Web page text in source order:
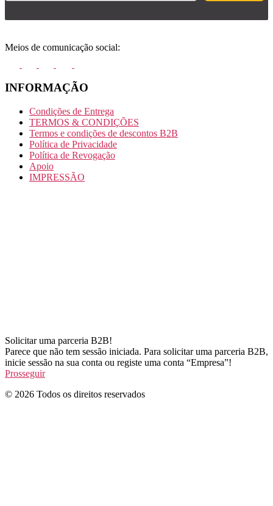
Meios de comunicação social:
INFORMAÇÃO
Condições de Entrega
TERMOS & CONDIÇÕES
Termos e condições de descontos B2B
Política de Privacidade
Política de Revogação
Apoio
IMPRESSÃO
Solicitar uma parceria B2B!
Parece que não tem sessão iniciada. Para solicitar uma parceria B2B,
inicie sessão na sua conta ou registe uma conta “Empresa”!
Prosseguir
© 2026 Todos os direitos reservados